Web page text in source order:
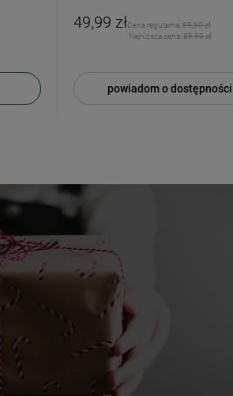
49,99 złCena regularna: 89,90 zł
Najniższa cena: 89,90 zł
powiadom o dostępności